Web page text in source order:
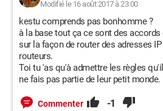
Modifié le 16 août 2017 à 23:00
kestu comprends pas bonhomme ?
à la base tout ça ce sont des accords
sur la façon de router des adresses
routeurs.
Toi tu 'as qu'à admettre les règles
ne fais pas partie de leur petit monde.
Commenter -1